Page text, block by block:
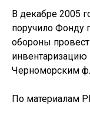
В декабре 2005
поручило Фонду
обороны
Черноморским
По материалам